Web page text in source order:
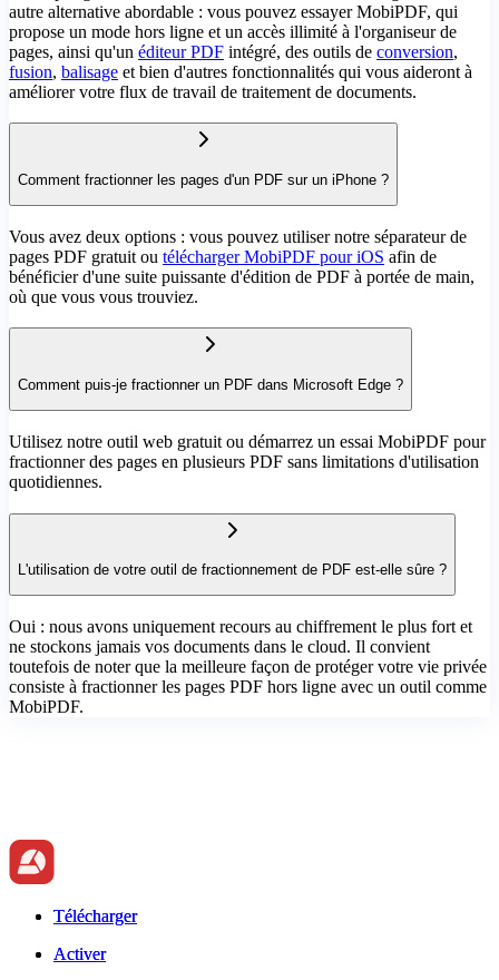
autre alternative abordable : vous pouvez essayer MobiPDF, qui
propose un mode hors ligne et un accès illimité à l'organiseur de
pages, ainsi qu'un éditeur PDF intégré, des outils de conversion,
fusion, balisage et bien d'autres fonctionnalités qui vous aideront à
améliorer votre flux de travail de traitement de documents.
Comment fractionner les pages d'un PDF sur un iPhone ?
Vous avez deux options : vous pouvez utiliser notre séparateur de
pages PDF gratuit ou télécharger MobiPDF pour iOS afin de
bénéficier d'une suite puissante d'édition de PDF à portée de main,
où que vous vous trouviez.
Comment puis-je fractionner un PDF dans Microsoft Edge ?
Utilisez notre outil web gratuit ou démarrez un essai MobiPDF pour
fractionner des pages en plusieurs PDF sans limitations d'utilisation
quotidiennes.
L'utilisation de votre outil de fractionnement de PDF est-elle sûre ?
Oui : nous avons uniquement recours au chiffrement le plus fort et
ne stockons jamais vos documents dans le cloud. Il convient
toutefois de noter que la meilleure façon de protéger votre vie privée
consiste à fractionner les pages PDF hors ligne avec un outil comme
MobiPDF.
Télécharger
Activer
Télécharger
Activer